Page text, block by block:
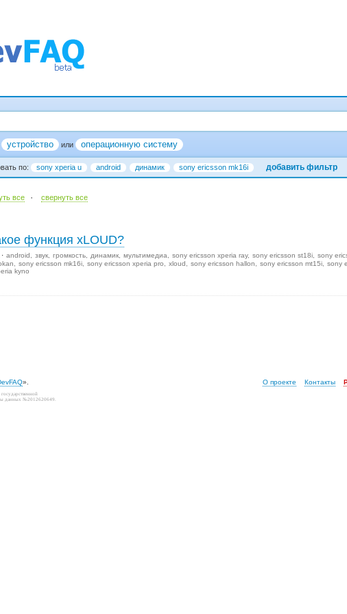
устройство или операционную систему
по: sony xperia u android динамик sony ericsson mk16i добавить фильтр
все · cвернуть все
функция xLOUD?
android звук громкость динамик мультимедиа sony ericsson xperia ray sony ericsson st18i sony
sony ericsson mk16i sony ericsson xperia pro xloud sony ericsson hallon sony ericsson mt15i sony
kyno
». О проекте Контакты
данных №2012620649.